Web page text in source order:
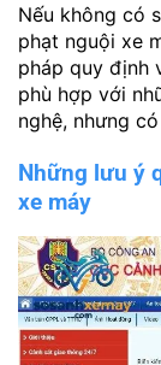
Nếu không có
phạt nguội xe
pháp quy định
phù hợp với
nghệ, nhưng
Những lưu ý
xe máy